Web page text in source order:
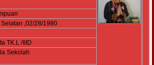
Selatan ,02/28/1980
TK.L /IIID
Sekolah